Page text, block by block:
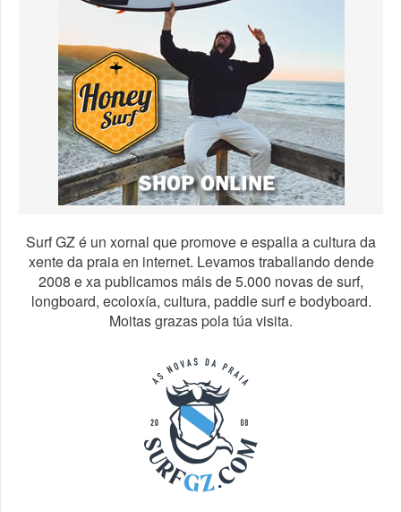
Surf GZ é un xornal que promove e espalla a cultura da
xente da praia en internet. Levamos traballando dende
2008 e xa publicamos máis de 5.000 novas de surf,
longboard, ecoloxía, cultura, paddle surf e bodyboard.
Moitas grazas pola túa visita.